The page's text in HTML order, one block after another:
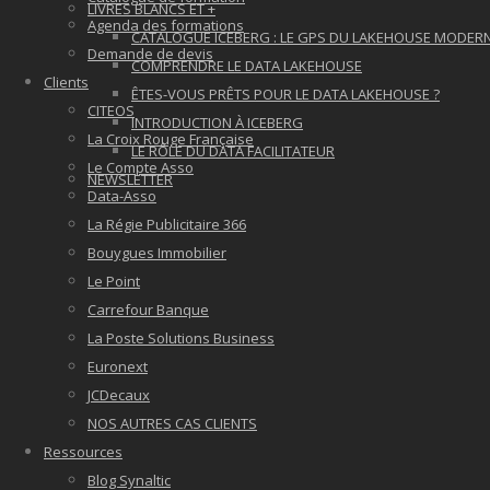
LIVRES BLANCS ET +
CATALOGUE ICEBERG : LE GPS DU LAKEHOUSE
COMPRENDRE LE DATA LAKEHOUSE
ÊTES-VOUS PRÊTS POUR LE DATA LAKEHOUSE ?
INTRODUCTION À ICEBERG
LE RÔLE DU DATA FACILITATEUR
NEWSLETTER
Agenda des formations
Demande de devis
Clients
CITEOS
La Croix Rouge Française
Le Compte Asso
Data-Asso
La Régie Publicitaire 366
Bouygues Immobilier
Le Point
Carrefour Banque
La Poste Solutions Business
Euronext
JCDecaux
NOS AUTRES CAS CLIENTS
Ressources
Blog Synaltic